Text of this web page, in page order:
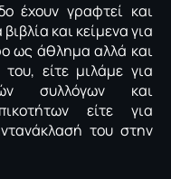
έχουν γραφτεί και
και κείμενα για
ως άθλημα αλλά και
είτε μιλάμε για
συλλόγων και
είτε για
του στην